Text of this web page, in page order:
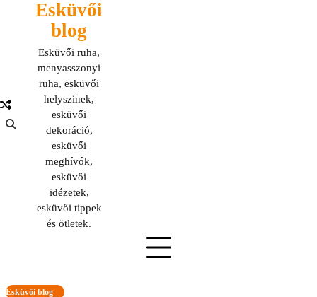
Esküvői
blog
Esküvői ruha,
menyasszonyi
ruha, esküvői
helyszínek,
esküvői
dekoráció,
esküvői
meghívók,
esküvői
idézetek,
esküvői tippek
és ötletek.
Esküvői blog